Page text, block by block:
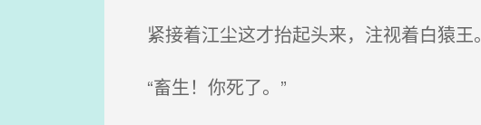
紧接着江尘这才抬起头来，注视着白猿王。
“畜生！你死了。”